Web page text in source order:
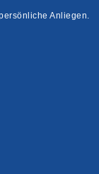
Anliegen.